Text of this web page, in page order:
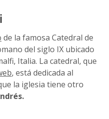
de la famosa Catedral de
del siglo IX ubicado
Italia. La catedral, que
, está dedicada al
la iglesia tiene otro